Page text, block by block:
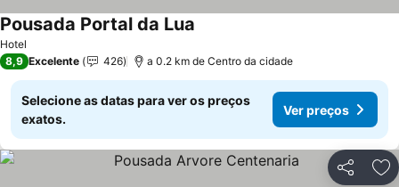
Hotel
Pousada Portal da Lua
8,9 Excelente 426 a 0.2 km de Centro da cidade
Selecione as datas para ver os preços
exatos.
Ver preços
Partilhar